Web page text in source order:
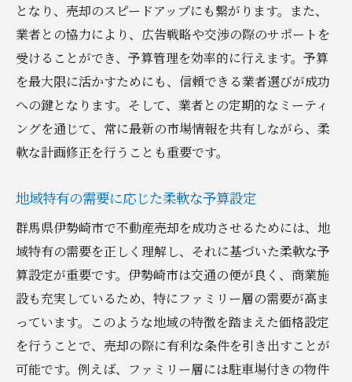
となり、売却のスピードアップにも繋がります。また、
業者との協力により、広告戦略や交渉の際のサポートを
受けることができ、予算管理を効率的に行えます。予算
を最大限に活かすためにも、信頼できる業者選びが成功
への鍵となります。そして、業者との定期的なミーティ
ングを通じて、常に最新の市場情報を共有しながら、柔
軟な計画修正を行うことも重要です。
地域特有の需要に応じた柔軟な予算設定
群馬県伊勢崎市で不動産売却を成功させるためには、地
域特有の需要を正しく理解し、それに基づいた柔軟な予
算設定が重要です。伊勢崎市は交通の便が良く、商業施
設も充実しているため、特にファミリー層の需要が高ま
っています。このような地域の特徴を踏まえた価格設定
を行うことで、売却の際に有利な条件を引き出すことが
可能です。例えば、ファミリー層には駐車場付きの物件